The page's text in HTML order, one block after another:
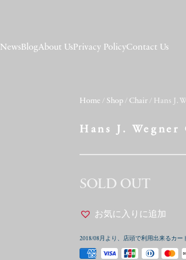
NewsBlogAbout UsPrivacy PolicyContact Us
Home / Shop / Chair / Hans J.
Hans J. Wegner
SOLD OUT
お気に入りに追加
2018/08月より、店頭で利用出来るカー